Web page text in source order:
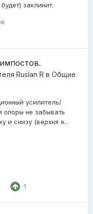
заклинит.
Ruslan R в Общие
усилитель/
опоры не забывать
и снизу (верхня я...
1